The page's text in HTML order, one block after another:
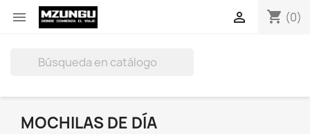
 shopping_cart (0)

MOCHILAS DE DÍA